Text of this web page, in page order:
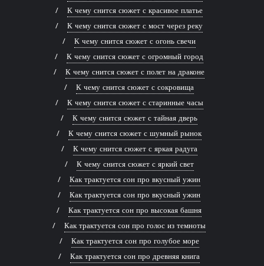
К чему снится сюжет с красивое платье
К чему снится сюжет с мост через реку
К чему снится сюжет с огонь свечи
К чему снится сюжет с огромный город
К чему снится сюжет с полет на драконе
К чему снится сюжет с сокровища
К чему снится сюжет с старинные часы
К чему снится сюжет с тайная дверь
К чему снится сюжет с шумный рынок
К чему снится сюжет с яркая радуга
К чему снится сюжет с яркий свет
Как трактуется сон про вкусный ужин
Как трактуется сон про вкусный ужин
Как трактуется сон про высокая башня
Как трактуется сон про голос из темноты
Как трактуется сон про голубое море
Как трактуется сон про древняя книга